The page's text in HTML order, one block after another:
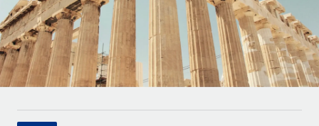
Cultivating a Thriving Remote-First Culture in
Partnership with Remote
At a glance Discover the evolution of TheyDo, a pioneering
journey management platform that has...
Italiano
Português (Portugal)
日本語
한국어